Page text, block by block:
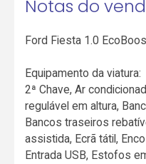
Notas do
Ford Fiesta 1.0
Equipamento da viatura:
2ª Chave, Ar
regulável em altura,
Bancos traseiros
assistida, Ecrã tátil,
Entrada USB, Estofos